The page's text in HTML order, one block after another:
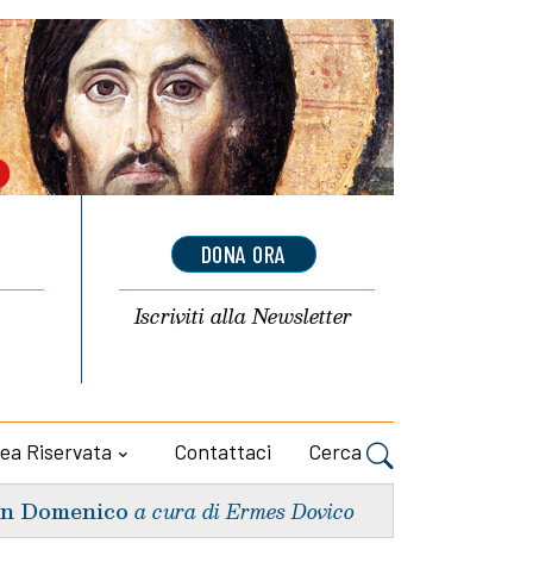
DONA ORA
Iscriviti allaNewsletter
Riservata Contattaci Cerca
Domenico a cura di Ermes Dovico